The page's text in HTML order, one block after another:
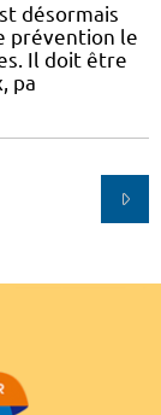
désormais
prévention le
Il doit être
pa